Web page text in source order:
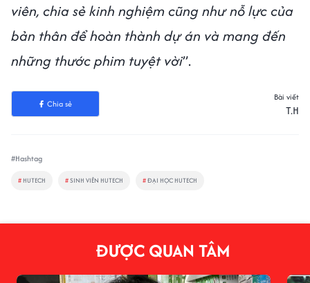
viên, chia sẻ kinh nghiệm cũng như nỗ lực của
bản thân để hoàn thành dự án và mang đến
những thước phim tuyệt vời”.
Chia sẻ
Bài viết
T.H
#Hashtag
# HUTECH #SINH VIÊN HUTECH #ĐẠI HỌC HUTECH
ĐƯỢC QUAN TÂM